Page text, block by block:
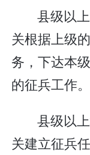
县级以
关根据上级
务，下达本
的征兵工作。
县级以
关建立征兵